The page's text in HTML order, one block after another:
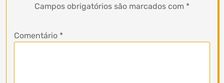
Campos obrigatórios são marcados com *
Comentário *